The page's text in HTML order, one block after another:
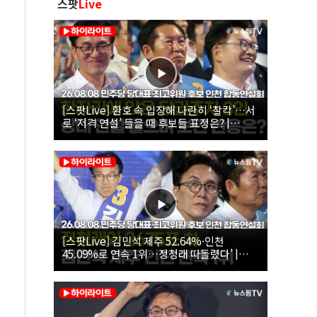
스팟Live
[스팟Live] 환호 속 입장해 나란히 ‘찰칵’…서
로 ‘저격 연설’ 들을 때 후보들 표정은? |
26.08.08 더불어민주당 당대표·최고위원 후
보 인천 합동연설회
[스팟Live] 김민석 제주 52.64%·인천
45.09%로 연속 1위…정청래 따돌렸다’ |
26.08.08 더불어민주당 당대표·최고위원 후
보 인천 합동연설회